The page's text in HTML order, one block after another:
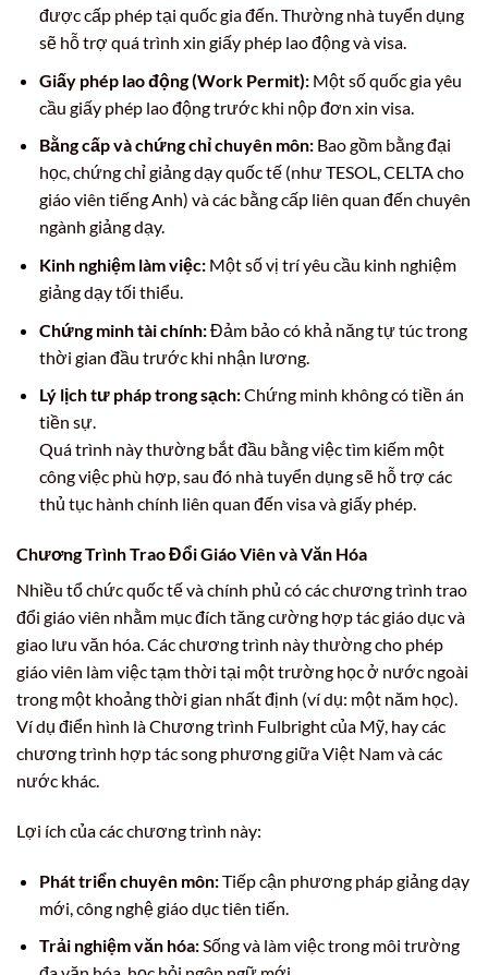
được cấp phép tại quốc gia đến. Thường nhà tuyển dụng
sẽ hỗ trợ quá trình xin giấy phép lao động và visa.
Giấy phép lao động (Work Permit):Một số quốc gia yêu
cầu giấy phép lao động trước khi nộp đơn xin visa.
Bằng cấp và chứng chỉ chuyên môn:Bao gồm bằng đại
học, chứng chỉ giảng dạy quốc tế (như TESOL, CELTA cho
giáo viên tiếng Anh) và các bằng cấp liên quan đến chuyên
ngành giảng dạy.
Kinh nghiệm làm việc:Một số vị trí yêu cầu kinh nghiệm
giảng dạy tối thiểu.
Chứng minh tài chính:Đảm bảo có khả năng tự túc trong
thời gian đầu trước khi nhận lương.
Lý lịch tư pháp trong sạch:Chứng minh không có tiền án
tiền sự.
Quá trình này thường bắt đầu bằng việc tìm kiếm một
công việc phù hợp, sau đó nhà tuyển dụng sẽ hỗ trợ các
thủ tục hành chính liên quan đến visa và giấy phép.
Chương Trình Trao Đổi Giáo Viên và Văn Hóa
Nhiều tổ chức quốc tế và chính phủ có các chương trình trao
đổi giáo viên nhằm mục đích tăng cường hợp tác giáo dục và
giao lưu văn hóa. Các chương trình này thường cho phép
giáo viên làm việc tạm thời tại một trường học ở nước ngoài
trong một khoảng thời gian nhất định (ví dụ: một năm học).
Ví dụ điển hình là Chương trình Fulbright của Mỹ, hay các
chương trình hợp tác song phương giữa Việt Nam và các
nước khác.
Lợi ích của các chương trình này:
Phát triển chuyên môn:Tiếp cận phương pháp giảng dạy
mới, công nghệ giáo dục tiên tiến.
Trải nghiệm văn hóa:Sống và làm việc trong môi trường